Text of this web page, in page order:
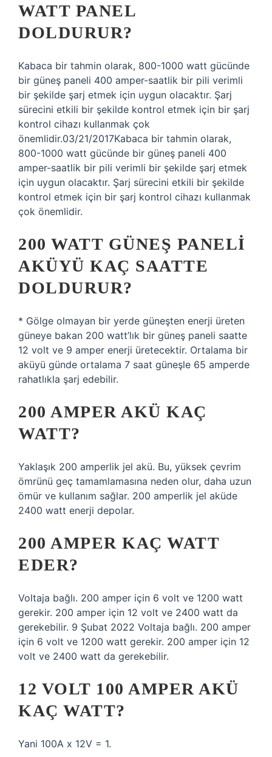
WATT PANEL
DOLDURUR?
Kabaca bir tahmin olarak, 800-1000 watt gücünde
bir güneş paneli 400 amper-saatlik bir pili verimli
bir şekilde şarj etmek için uygun olacaktır. Şarj
sürecini etkili bir şekilde kontrol etmek için bir şarj
kontrol cihazı kullanmak çok
önemlidir.03/21/2017Kabaca bir tahmin olarak,
800-1000 watt gücünde bir güneş paneli 400
amper-saatlik bir pili verimli bir şekilde şarj etmek
için uygun olacaktır. Şarj sürecini etkili bir şekilde
kontrol etmek için bir şarj kontrol cihazı kullanmak
çok önemlidir.
200 WATT GÜNEŞ PANELI
AKÜYÜ KAÇ SAATTE
DOLDURUR?
* Gölge olmayan bir yerde güneşten enerji üreten
güneye bakan 200 watt’lık bir güneş paneli saatte
12 volt ve 9 amper enerji üretecektir. Ortalama bir
aküyü günde ortalama 7 saat güneşle 65 amperde
rahatlıkla şarj edebilir.
200 AMPER AKÜ KAÇ
WATT?
Yaklaşık 200 amperlik jel akü. Bu, yüksek çevrim
ömrünü geç tamamlamasına neden olur, daha uzun
ömür ve kullanım sağlar. 200 amperlik jel aküde
2400 watt enerji depolar.
200 AMPER KAÇ WATT
EDER?
Voltaja bağlı. 200 amper için 6 volt ve 1200 watt
gerekir. 200 amper için 12 volt ve 2400 watt da
gerekebilir. 9 Şubat 2022 Voltaja bağlı. 200 amper
için 6 volt ve 1200 watt gerekir. 200 amper için 12
volt ve 2400 watt da gerekebilir.
12 VOLT 100 AMPER AKÜ
KAÇ WATT?
Yani 100A x 12V = 1.